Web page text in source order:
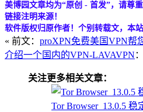
美博园文章均为“原创 - 首发”，请尊
链接注明来源！
软件版权归原作者！个别转载文，本
« 前文： proXPN免费美国VPN帮
介绍一个国内的VPN-LAVAVPN
关注更多相关文章：
Tor Browser_13.0.5 稳